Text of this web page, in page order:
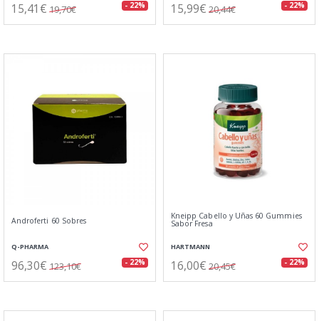
15,41€ 19,70€ - 22% 15,99€ 20,44€ - 22%
Androferti 60 Sobres
Q-PHARMA
96,30€ 123,10€ - 22%
Kneipp Cabello y Uñas 60 Gummies
Sabor Fresa
HARTMANN
16,00€ 20,45€ - 22%